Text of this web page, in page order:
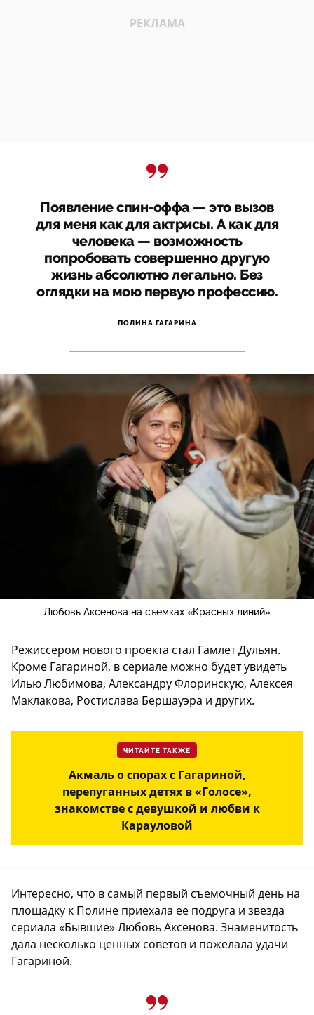
Появление спин-оффа — это вызов
для меня как для актрисы. А как для
человека — возможность
попробовать совершенно другую
жизнь абсолютно легально. Без
оглядки на мою первую профессию.
ПОЛИНА ГАГАРИНА
Любовь Аксенова на съемках «Красных линий»
Режиссером нового проекта стал Гамлет Дульян.
Кроме Гагариной, в сериале можно будет увидеть
Илью Любимова, Александру Флоринскую, Алексея
Маклакова, Ростислава Бершауэра и других.
ЧИТАЙТЕ ТАКЖЕ
Акмаль о спорах с Гагариной,
перепуганных детях в «Голосе»,
знакомстве с девушкой и любви к
Карауловой
Интересно, что в самый первый съемочный день на
площадку к Полине приехала ее подруга и звезда
сериала «Бывшие» Любовь Аксенова. Знаменитость
дала несколько ценных советов и пожелала удачи
Гагариной.